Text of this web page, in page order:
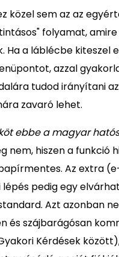
közel sem az az
folyamat,
Ha a láblécbe kiteszel
azzal
tudod irányítani
zavaró lehet.
ebbe a magyar
nem, hiszen a funkció
Az extra
lépés pedig egy
Azt azonban
és szájbarágósan
Kérdések